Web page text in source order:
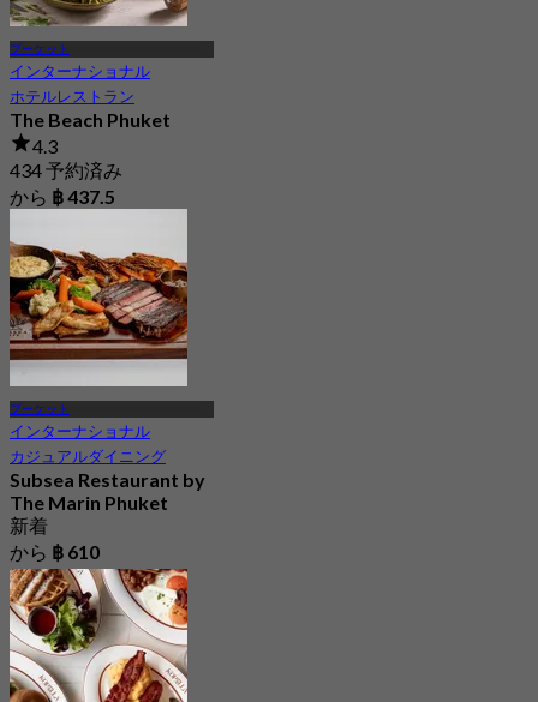
プーケット
インターナショナル
ホテルレストラン
The Beach Phuket
4.3
434 予約済み
から ฿ 437.5
プーケット
インターナショナル
カジュアルダイニング
Subsea Restaurant by
The Marin Phuket
新着
から ฿ 610